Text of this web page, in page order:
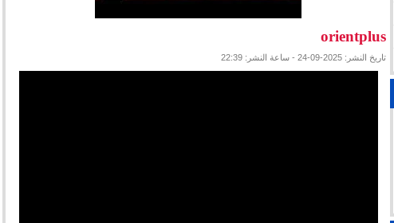
orientplus
تاريخ النشر: 2025-09-24 - ساعة النشر: 22:39